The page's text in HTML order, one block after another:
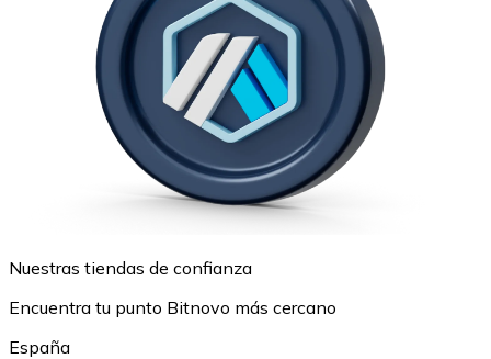
Nuestras tiendas de confianza
Encuentra tu punto Bitnovo más cercano
España